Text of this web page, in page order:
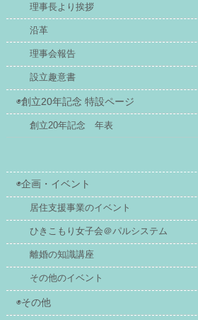
理事長より挨拶
沿革
理事会報告
設立趣意書
◉創立20年記念 特設ページ
創立20年記念 年表
◉企画・イベント
居住支援事業のイベント
ひきこもり女子会＠パルシステム
離婚の知識講座
その他のイベント
◉その他